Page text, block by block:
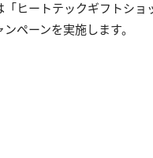
「ヒートテックギフトショ
ペーンを実施します。